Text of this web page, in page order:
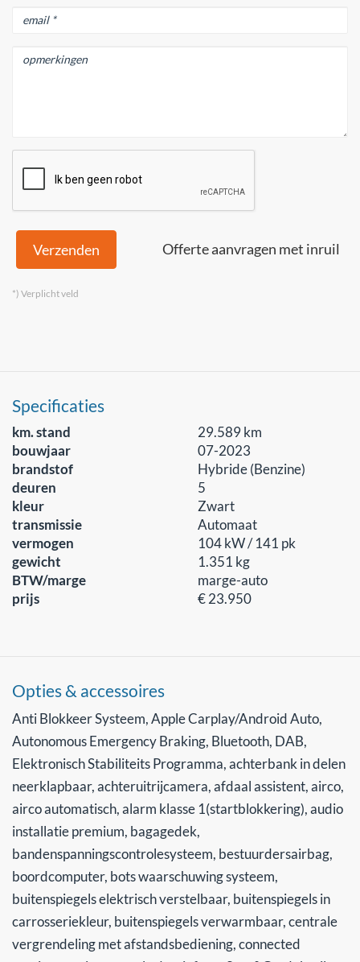
Offerte aanvragen met inruil
Verzenden
*) Verplicht veld
Specificaties
km. stand
29.589 km
bouwjaar
07-2023
brandstof
Hybride (Benzine)
deuren
5
kleur
Zwart
transmissie
Automaat
vermogen
104 kW / 141 pk
gewicht
1.351 kg
BTW/marge
marge-auto
prijs
€ 23.950
Opties & accessoires
Anti Blokkeer Systeem, Apple Carplay/Android Auto,
Autonomous Emergency Braking, Bluetooth, DAB,
Elektronisch Stabiliteits Programma, achterbank in delen
neerklapbaar, achteruitrijcamera, afdaal assistent, airco,
airco automatisch, alarm klasse 1(startblokkering), audio
installatie premium, bagagedek,
bandenspanningscontrolesysteem, bestuurdersairbag,
boordcomputer, bots waarschuwing systeem,
buitenspiegels elektrisch verstelbaar, buitenspiegels in
carrosseriekleur, buitenspiegels verwarmbaar, centrale
vergrendeling met afstandsbediening, connected